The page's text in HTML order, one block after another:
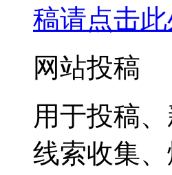
稿请点击此
网站投稿
用于投稿
线索收集